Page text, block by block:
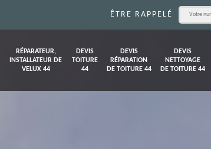
ÊTRE RAPPELÉ
RÉPARATEUR,
INSTALLATEUR DE
VELUX 44
DEVIS
TOITURE
44
DEVIS
RÉPARATION
DE TOITURE 44
DEVIS
NETTOYAGE
DE TOITURE 44